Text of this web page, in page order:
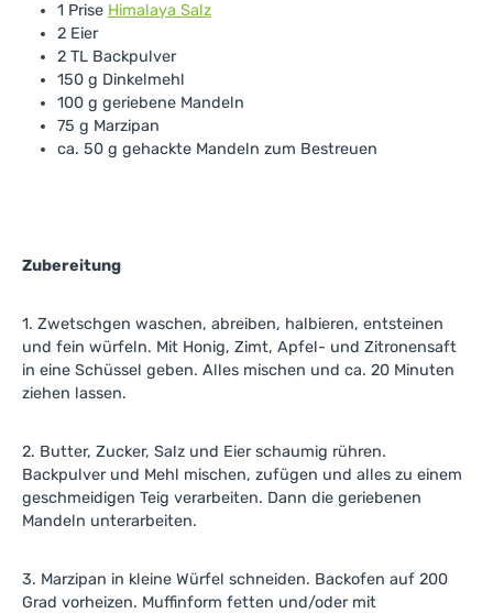
1 Prise Himalaya Salz
2 Eier
2 TL Backpulver
150 g Dinkelmehl
100 g geriebene Mandeln
75 g Marzipan
ca. 50 g gehackte Mandeln zum Bestreuen
Zubereitung
1. Zwetschgen waschen, abreiben, halbieren, entsteinen
und fein würfeln. Mit Honig, Zimt, Apfel- und Zitronensaft
in eine Schüssel geben. Alles mischen und ca. 20 Minuten
ziehen lassen.
2. Butter, Zucker, Salz und Eier schaumig rühren.
Backpulver und Mehl mischen, zufügen und alles zu einem
geschmeidigen Teig verarbeiten. Dann die geriebenen
Mandeln unterarbeiten.
3. Marzipan in kleine Würfel schneiden. Backofen auf 200
Grad vorheizen. Muffinform fetten und/oder mit